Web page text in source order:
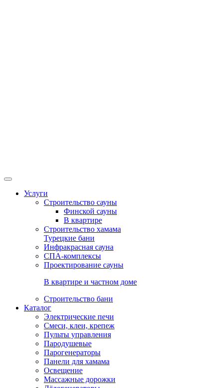
Услуги
Строительство сауны
Финской сауны
В квартире
Строительство хамама
Турецкие бани
Инфракрасная сауна
СПА-комплексы
Проектирование сауны
В квартире и частном доме
Строительство бани
Каталог
Электрические печи
Смеси, клеи, крепеж
Пульты управления
Пародушевые
Парогенераторы
Панели для хамама
Освещение
Массажные дорожки